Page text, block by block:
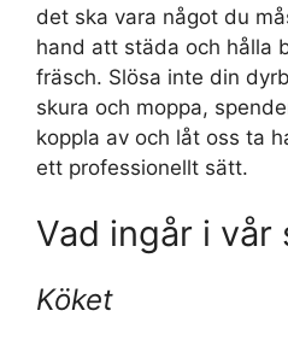
det ska vara något du
hand att städa och hålla
fräsch. Slösa inte din
skura och moppa,
koppla av och låt oss ta
ett professionellt sätt.
Vad ingår i vår
Köket